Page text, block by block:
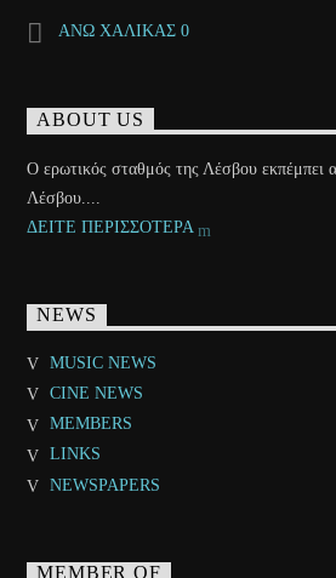
ΑΝΩ ΧΑΛΙΚΑΣ 0
ABOUT US
Ο ερωτικός σταθμός της Λέσβου εκπέμπει
Λέσβου....
ΔΕΙΤΕ ΠΕΡΙΣΣΟΤΕΡΑ
NEWS
MUSIC NEWS
CINE NEWS
MEMBERS
LINKS
NEWSPAPERS
MEMBER OF